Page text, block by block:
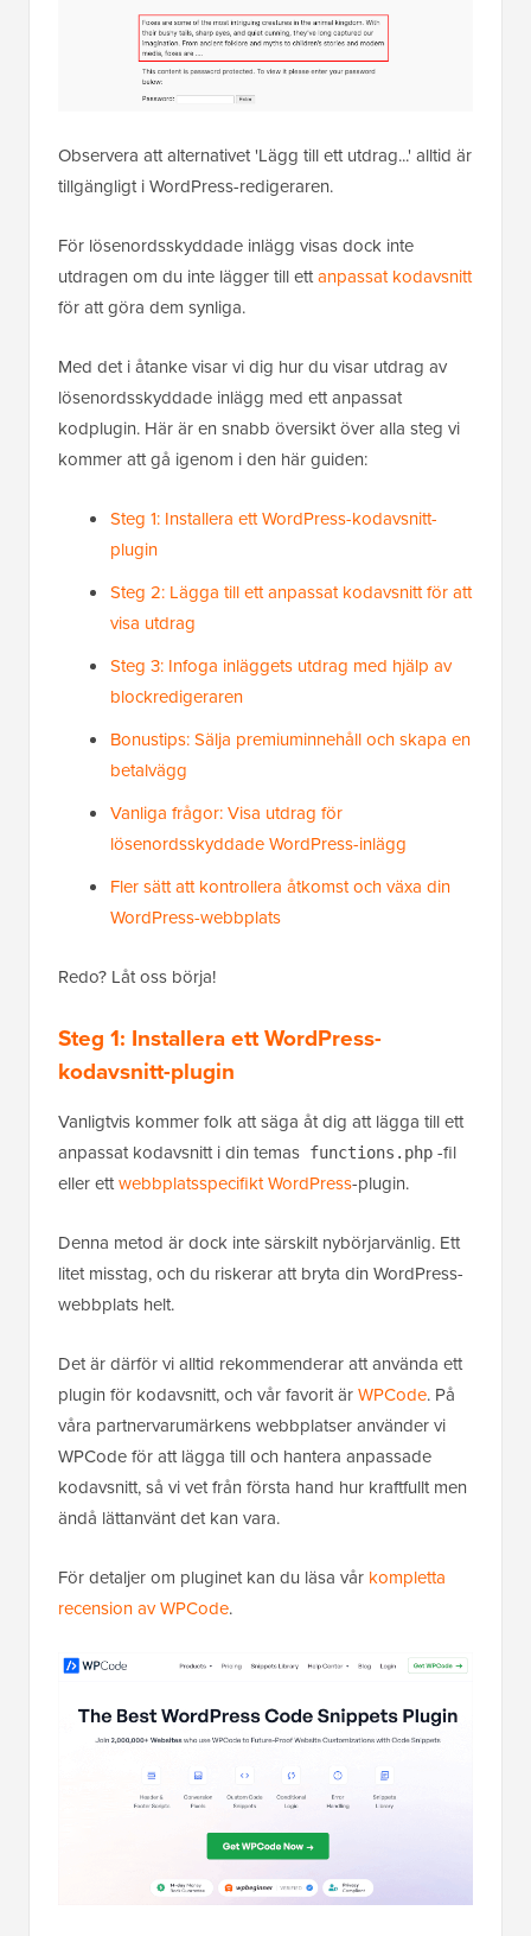
Observera att alternativet 'Lägg till ett utdrag...' alltid är
tillgängligt i WordPress-redigeraren.
För lösenordsskyddade inlägg visas dock inte
utdragen om du inte lägger till ettanpassat kodavsnitt
för att göra dem synliga.
Med det i åtanke visar vi dig hur du visar utdrag av
lösenordsskyddade inlägg med ett anpassat
kodplugin. Här är en snabb översikt över alla steg vi
kommer att gå igenom i den här guiden:
Steg 1: Installera ett WordPress-kodavsnitt-
plugin
Steg 2: Lägga till ett anpassat kodavsnitt för att
visa utdrag
Steg 3: Infoga inläggets utdrag med hjälp av
blockredigeraren
Bonustips: Sälja premiuminnehåll och skapa en
betalvägg
Vanliga frågor: Visa utdrag för
lösenordsskyddade WordPress-inlägg
Fler sätt att kontrollera åtkomst och växa din
WordPress-webbplats
Redo? Låt oss börja!
Steg 1: Installera ett WordPress-
kodavsnitt-plugin
Vanligtvis kommer folk att säga åt dig att lägga till ett
anpassat kodavsnitt i din temas functions.php -fil
eller ettwebbplatsspecifikt WordPress-plugin.
Denna metod är dock inte särskilt nybörjarvänlig. Ett
litet misstag, och du riskerar att bryta din WordPress-
webbplats helt.
Det är därför vi alltid rekommenderar att använda ett
plugin för kodavsnitt, och vår favorit ärWPCode. På
våra partnervarumärkens webbplatser använder vi
WPCode för att lägga till och hantera anpassade
kodavsnitt, så vi vet från första hand hur kraftfullt men
ändå lättanvänt det kan vara.
För detaljer om pluginet kan du läsa vår kompletta
recension av WPCode.